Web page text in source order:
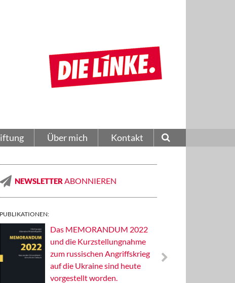
Über mich Kontakt
NEWSLETTER ABONNIEREN
PUBLIKATIONEN:
Das MEMORANDUM 2022
und die Kurzstellungnahme
zum russischen Angriffskrieg
auf die Ukraine sind heute
vorgestellt worden.